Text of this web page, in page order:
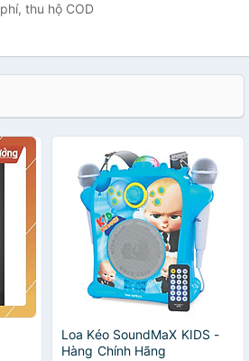
phí, thu hộ COD
Loa Kéo SoundMaX KIDS -
Hàng Chính Hãng